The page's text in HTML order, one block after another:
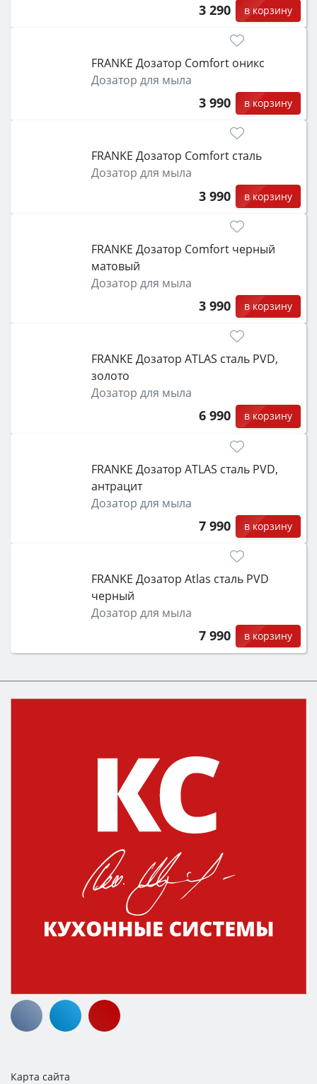
3 290 в корзину
FRANKE Дозатор Comfort оникс
Дозатор для мыла
3 990 в корзину
FRANKE Дозатор Comfort сталь
Дозатор для мыла
3 990 в корзину
FRANKE Дозатор Comfort черный
матовый
Дозатор для мыла
3 990 в корзину
FRANKE Дозатор ATLAS сталь PVD,
золото
Дозатор для мыла
6 990 в корзину
FRANKE Дозатор ATLAS сталь PVD,
антрацит
Дозатор для мыла
7 990 в корзину
FRANKE Дозатор Atlas сталь PVD
черный
Дозатор для мыла
7 990 в корзину
Карта сайта